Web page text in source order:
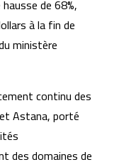
de 68%,
à la fin de
ministère
continu des
Astana, porté
des domaines de